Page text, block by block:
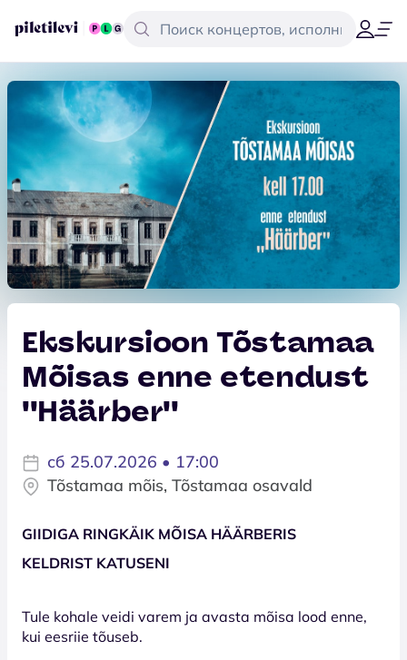
Ekskursioon Tõstamaa
Mõisas enne etendust
''Häärber''
сб 25.07.2026 • 17:00
Tõstamaa mõis, Tõstamaa osavald
GIIDIGA RINGKÄIK MÕISA HÄÄRBERIS
KELDRIST KATUSENI
Tule kohale veidi varem ja avasta mõisa lood enne,
kui eesriie tõuseb.